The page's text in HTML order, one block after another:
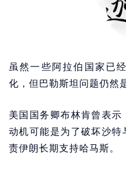
虽然一些阿拉伯国家已
化，但巴勒斯坦问题仍然
美国国务卿布林肯曾表
动机可能是为了破坏沙
责伊朗长期支持哈马斯。